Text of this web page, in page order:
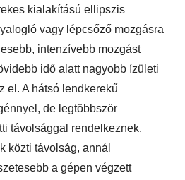
kialakítású ellipszis
vagy lépcsőző mozgásra
intenzívebb mozgást
idő alatt nagyobb ízületi
el. A hátsó lendkerekű
de legtöbbször
távolsággal rendelkeznek.
közti távolság, annál
a gépen végzett